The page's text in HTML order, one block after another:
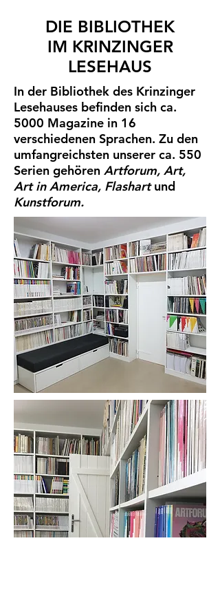
DIE BIBLIOTHEK
IM KRINZINGER
LESEHAUS
In der Bibliothek des Krinzinger
Lesehauses befinden sich ca.
5000 Magazine in 16
verschiedenen Sprachen. Zu den
umfangreichsten unserer ca. 550
Serien gehören Artforum, Art,
Art in America, Flashartund
Kunstforum.